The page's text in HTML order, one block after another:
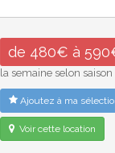
de 480€ à
la semaine selon saison
Ajoutez à ma
Voir cette location